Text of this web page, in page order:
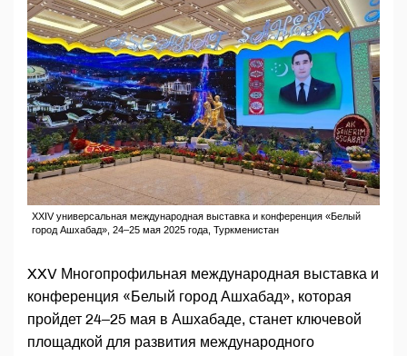
XXIV универсальная международная выставка и конференция «Белый
город Ашхабад», 24–25 мая 2025 года, Туркменистан
XXV Многопрофильная международная выставка и
конференция «Белый город Ашхабад», которая
пройдет 24–25 мая в Ашхабаде, станет ключевой
площадкой для развития международного